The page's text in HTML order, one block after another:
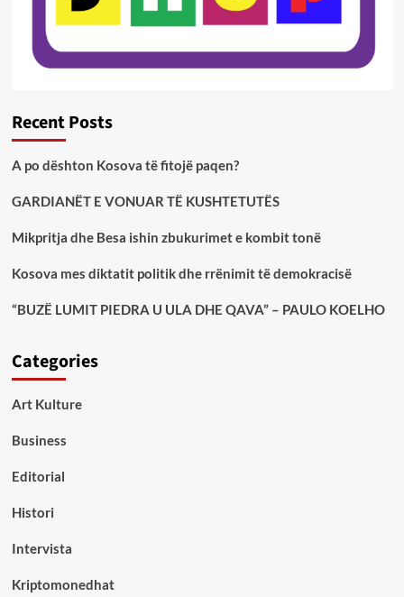
Recent Posts
A po dështon Kosova të fitojë paqen?
GARDIANËT E VONUAR TË KUSHTETUTËS
Mikpritja dhe Besa ishin zbukurimet e kombit tonë
Kosova mes diktatit politik dhe rrënimit të demokracisë
“BUZË LUMIT PIEDRA U ULA DHE QAVA” – PAULO KOELHO
Categories
Art Kulture
Business
Editorial
Histori
Intervista
Kriptomonedhat